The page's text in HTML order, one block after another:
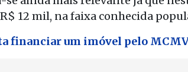
12 mil, na faixa conhecida
financiar um imóvel pelo